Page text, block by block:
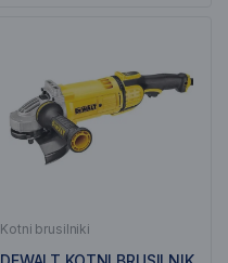
Kotni brusilniki